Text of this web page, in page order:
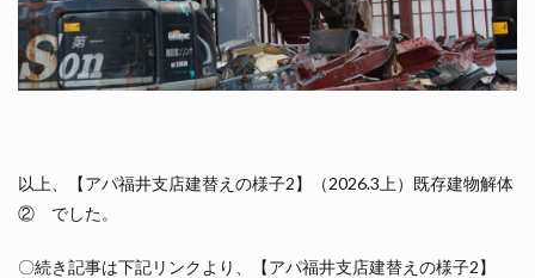
以上、【アパ福井支店建替えの様子2】（2026.3上）既存建物解体
② でした。
〇続き記事は下記リンクより、【アパ福井支店建替えの様子2】